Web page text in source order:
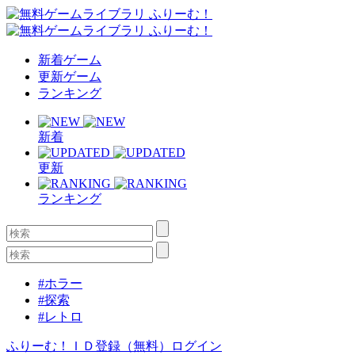
新着ゲーム
更新ゲーム
ランキング
新着
更新
ランキング
#ホラー
#探索
#レトロ
ふりーむ！ＩＤ登録（無料） ログイン